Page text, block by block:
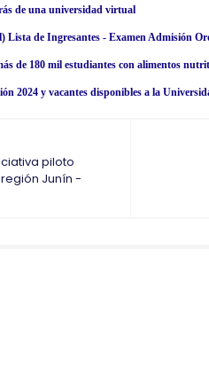
de una universidad virtual
de 180 mil estudiantes con alimentos
2024 y vacantes disponibles a la
piloto
Junín -